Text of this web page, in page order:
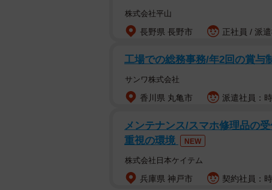
――当時の状況について
株式会社平山
長野県 長野市 正社員 / 派
工場での総務事務/年2回の賞与
サンワ株式会社
香川県 丸亀市 派遣社員：
メンテナンス/スマホ修理品の
重視の環境
NEW
株式会社日本ケイテム
兵庫県 神戸市 契約社員：